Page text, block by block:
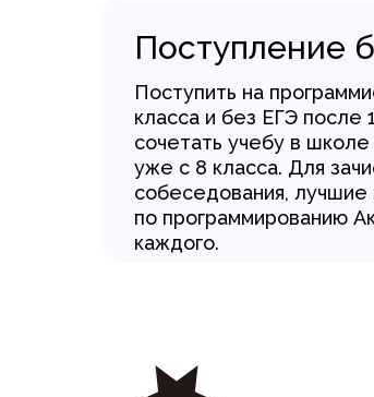
Поступление
Поступить на
класса и без ЕГЭ после
сочетать учебу в
уже с 8 класса. Для
собеседования,
по программированию
каждого.